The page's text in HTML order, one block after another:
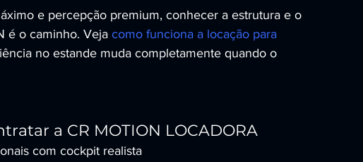
e percepção premium, conhecer a estrutura e o
é o caminho. Veja como funciona a locação para
no estande muda completamente quando o
a CR MOTION LOCADORA
com cockpit realista